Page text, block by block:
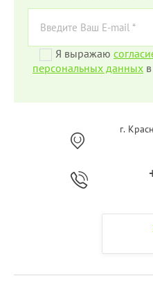
Я выражаю
персональных данных
г.